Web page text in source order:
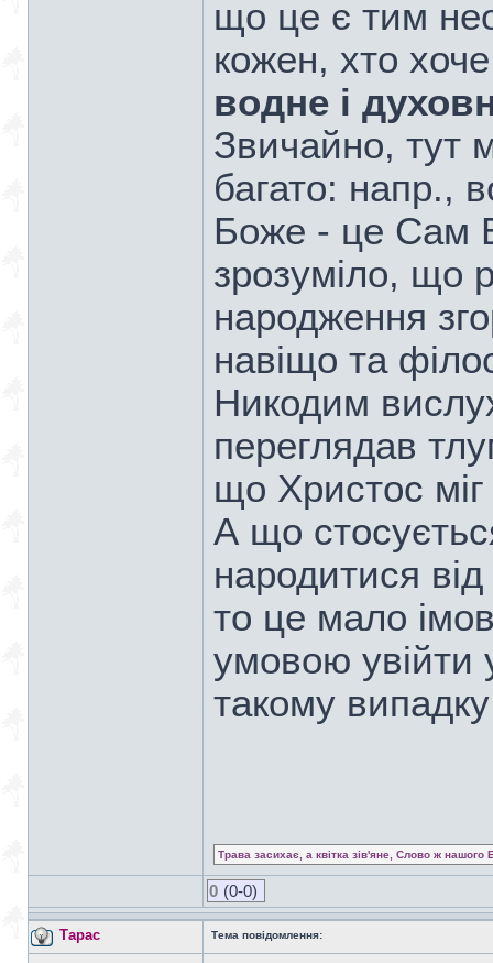
що це є тим
кожен, хто
водне і
Звичайно, тут
багато: напр.,
Боже - це Сам
зрозуміло, що
народження
навіщо та
Никодим
переглядав
що Христос
А що
народитися
то це мало
умовою увійти
такому
Трава засихає, а квітка зів'яне, Слово ж нашого
0 (0-0)
Тарас Тема повідомлення: